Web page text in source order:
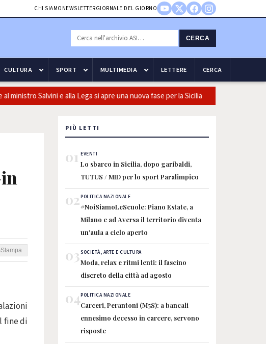
CHI SIAMO NEWSLETTERGIORNALE DEL GIORNO
CERCA
CULTURA SPORT MULTIMEDIA LETTERE CERCA
Salvini e alla Lega si apre una nuova fase per la Sicilia
Stampa
fine di
PIÙ LETTI
01 EVENTI
Lo sbarco in Sicilia, dopo garibaldi,
TUTUS / MID per lo sport Paralimpico
02POLITICA NAZIONALE
#NoiSiamoLeScuole: Piano Estate, a
Milano e ad Aversa il territorio diventa
un'aula a cielo aperto
03SOCIETÀ, ARTE E CULTURA
Moda, relax e ritmi lenti: il fascino
discreto della città ad agosto
04POLITICA NAZIONALE
Carceri, Perantoni (M5S): a bancali
ennesimo decesso in carcere, servono
risposte